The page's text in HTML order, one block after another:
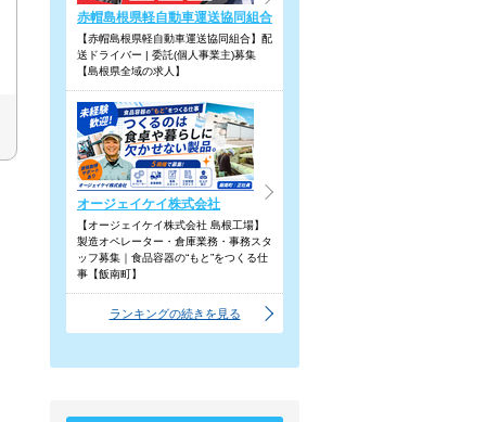
赤帽島根県軽自動車運送協同組合
【赤帽島根県軽自動車運送協同組合】配
送ドライバー | 委託(個人事業主)募集
【島根県全域の求人】
オージェイケイ株式会社
【オージェイケイ株式会社 島根工場】
製造オペレーター・倉庫業務・事務スタ
ッフ募集｜食品容器の“もと”をつくる仕
事【飯南町】
ランキングの続きを見る